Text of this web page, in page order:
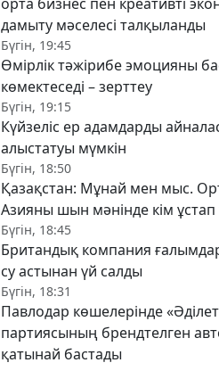
дамыту мәселесі талқыланды
Бүгін, 19:45
Өмірлік тәжірибе эмоцияны
көмектеседі – зерттеу
Бүгін, 19:15
Күйзеліс ер адамдарды
алыстатуы мүмкін
Бүгін, 18:50
Қазақстан: Мұнай мен мыс.
Азияны шын мәнінде кім ұстап
Бүгін, 18:45
Британдық компания
су астынан үй салды
Бүгін, 18:31
Павлодар көшелерінде
партиясының брендтелген
қатынай бастады